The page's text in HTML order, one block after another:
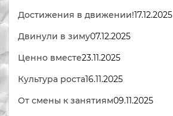
Достижения в движении!17.12.2025
Двинули в зиму07.12.2025
Ценно вместе23.11.2025
Культура роста16.11.2025
От смены к занятиям09.11.2025